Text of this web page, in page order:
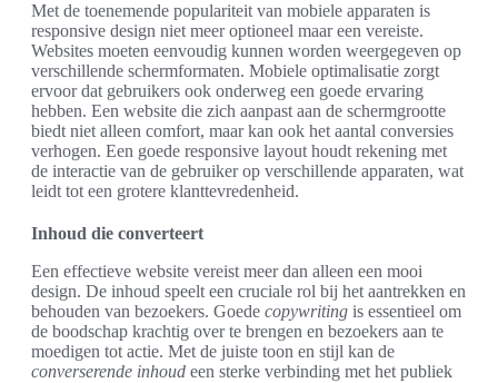
Met de toenemende populariteit van mobiele apparaten is
responsive design niet meer optioneel maar een vereiste.
Websites moeten eenvoudig kunnen worden weergegeven op
verschillende schermformaten. Mobiele optimalisatie zorgt
ervoor dat gebruikers ook onderweg een goede ervaring
hebben. Een website die zich aanpast aan de schermgrootte
biedt niet alleen comfort, maar kan ook het aantal conversies
verhogen. Een goede responsive layout houdt rekening met
de interactie van de gebruiker op verschillende apparaten, wat
leidt tot een grotere klanttevredenheid.
Inhoud die converteert
Een effectieve website vereist meer dan alleen een mooi
design. De inhoud speelt een cruciale rol bij het aantrekken en
behouden van bezoekers. Goede copywriting is essentieel om
de boodschap krachtig over te brengen en bezoekers aan te
moedigen tot actie. Met de juiste toon en stijl kan de
converserende inhoud een sterke verbinding met het publiek